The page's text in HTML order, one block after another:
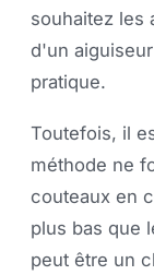
souhaitez les
d'un
pratique.
Toutefois, il
méthode ne
couteaux en
plus bas que
peut être un